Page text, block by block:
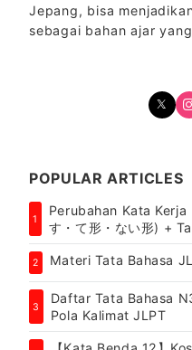
Jepang, bisa
sebagai bahan ajar
POPULAR ARTICLES
1
Perubahan Kata
す・て形・ない形) +
2 Materi Tata Bahasa
3
Daftar Tata Bahasa
Pola Kalimat JLPT